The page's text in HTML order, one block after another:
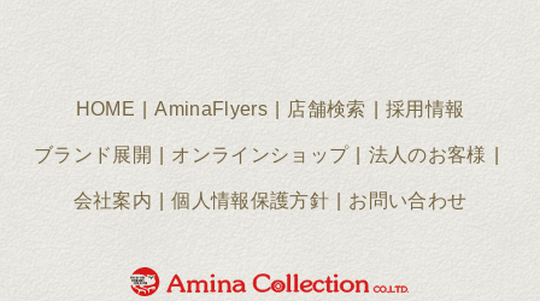
HOME AminaFlyers 店舗検索 採用情報
ブランド展開 オンラインショップ 法人のお客様
会社案内 個人情報保護方針 お問い合わせ